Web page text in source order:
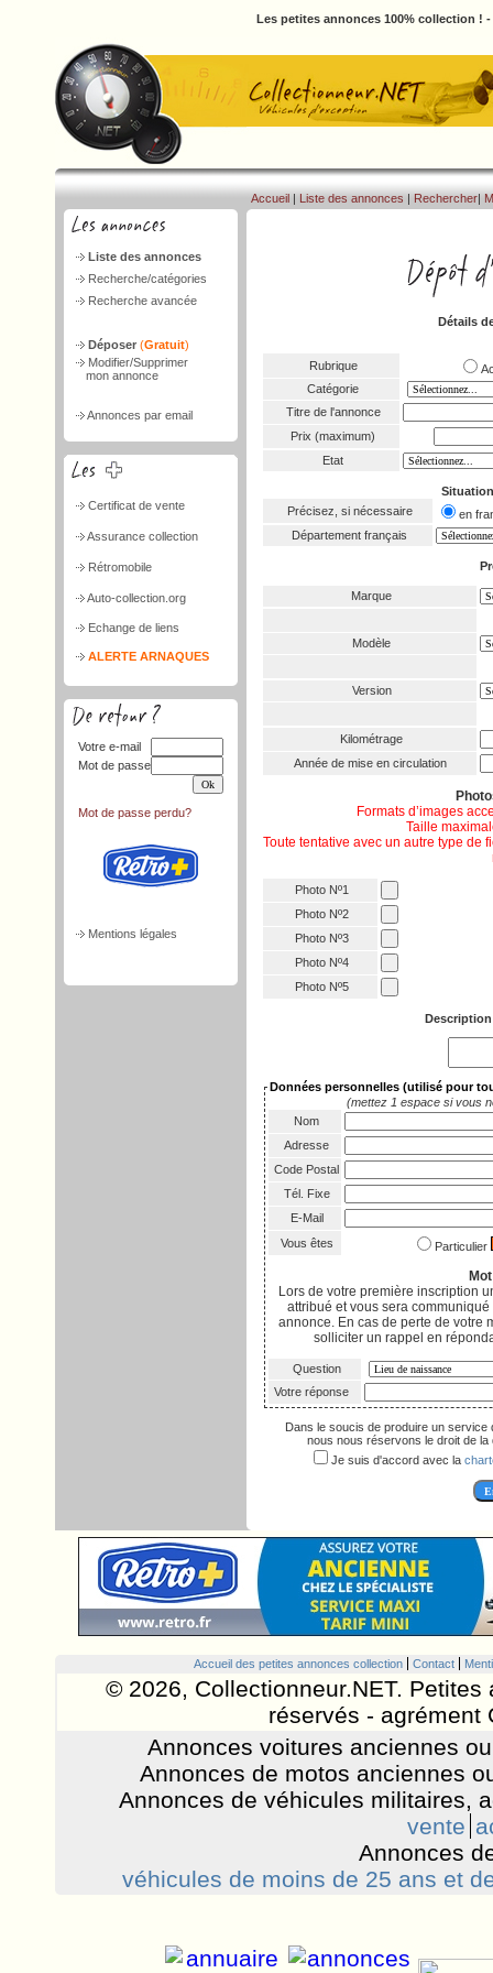
Les petites annonces 100% collection !
Liste des annonces
Recherche/catégories
Recherche avancée
Déposer (Gratuit)
Modifier/Supprimer
mon annonce
Annonces par email
Certificat de vente
Assurance collection
Rétromobile
Auto-collection.org
Echange de liens
ALERTE ARNAQUES
Votre e-mail
Mot de passe
Mot de passe perdu?
Mentions légales
Accueil | Liste des annonces | Rechercher|
Détails
Rubrique
Catégorie
Titre de l'annonce
Prix (maximum)
Etat
Précisez, si nécessaire
en
Département français
Marque
Modèle
Version
Kilométrage
Année de mise en circulation
Formats d’images
Taille
Toute tentative avec un autre type de
Photo Nº1
Photo Nº2
Photo Nº3
Photo Nº4
Photo Nº5
Données personnelles (utilisé pour
(mettez 1 espace si vous
Nom
Adresse
Code Postal
Tél. Fixe
E-Mail
Vous êtes
Particulier
Lors de votre première inscription
attribué et vous sera
annonce. En cas de perte de votre
solliciter un rappel en
Question
Votre réponse
Dans le soucis de produire un
nous nous réservons le droit de la
Je suis d'accord avec la
Accueil des petites annonces collection Contact
© 2026, Collectionneur.NET.
réservés - agrément
Annonces voitures anciennes
Annonces de motos anciennes
Annonces de véhicules militaires,
vente
Annonces
véhicules de moins de 25 ans et